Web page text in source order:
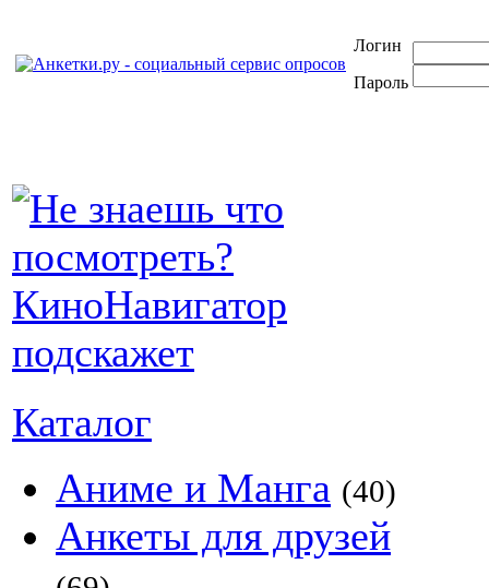
Логин
Пароль
Каталог
Аниме и Манга (40)
Анкеты для друзей